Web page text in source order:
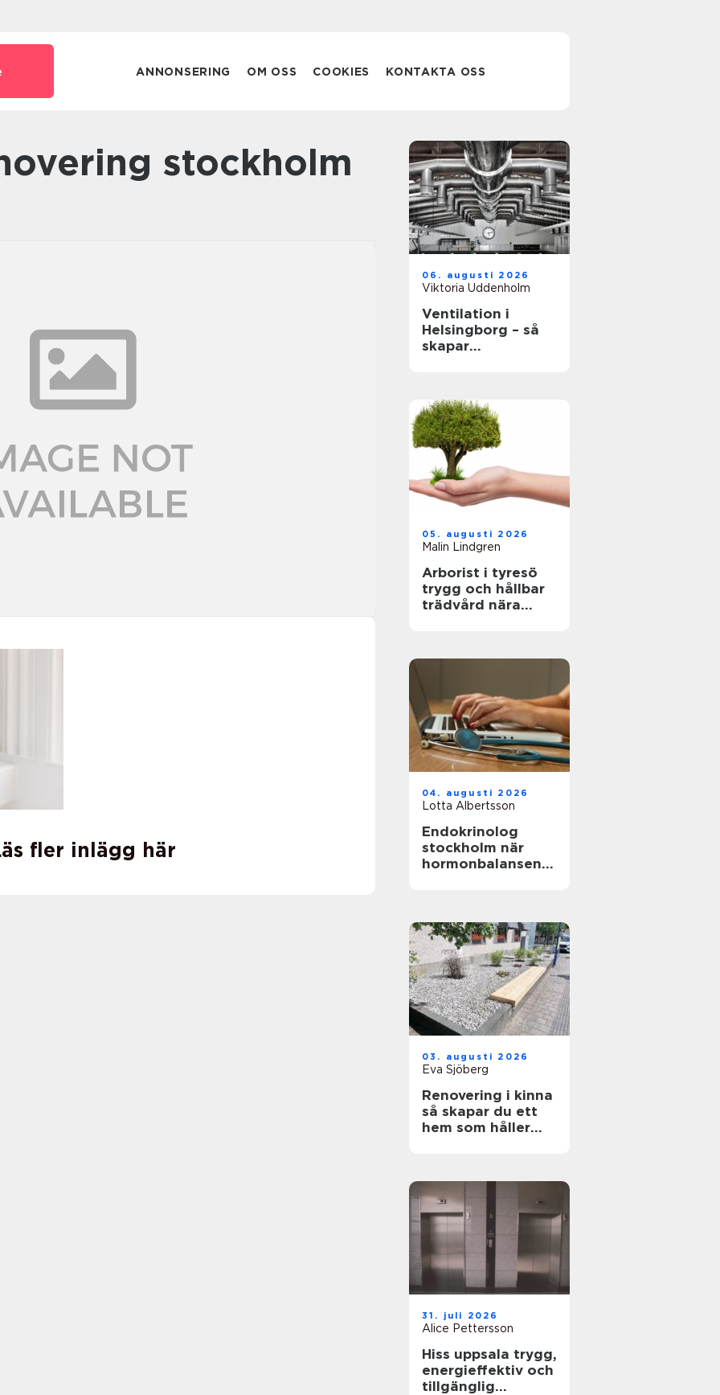
ANNONSERING OM OSS COOKIES KONTAKTA OSS
stockholm
fler inlägg här
06. augusti 2026
Viktoria Uddenholm
Ventilation i
Helsingborg – så
skapar
miljöer
05. augusti 2026
Malin Lindgren
Arborist i tyresö
trygg och hållbar
trädvård nära
04. augusti 2026
Lotta Albertsson
Endokrinolog
stockholm när
hormonbalansen
03. augusti 2026
Eva Sjöberg
Renovering i kinna
så skapar du ett
hem som håller
31. juli 2026
Alice Pettersson
Hiss uppsala trygg,
energieffektiv och
tillgänglig